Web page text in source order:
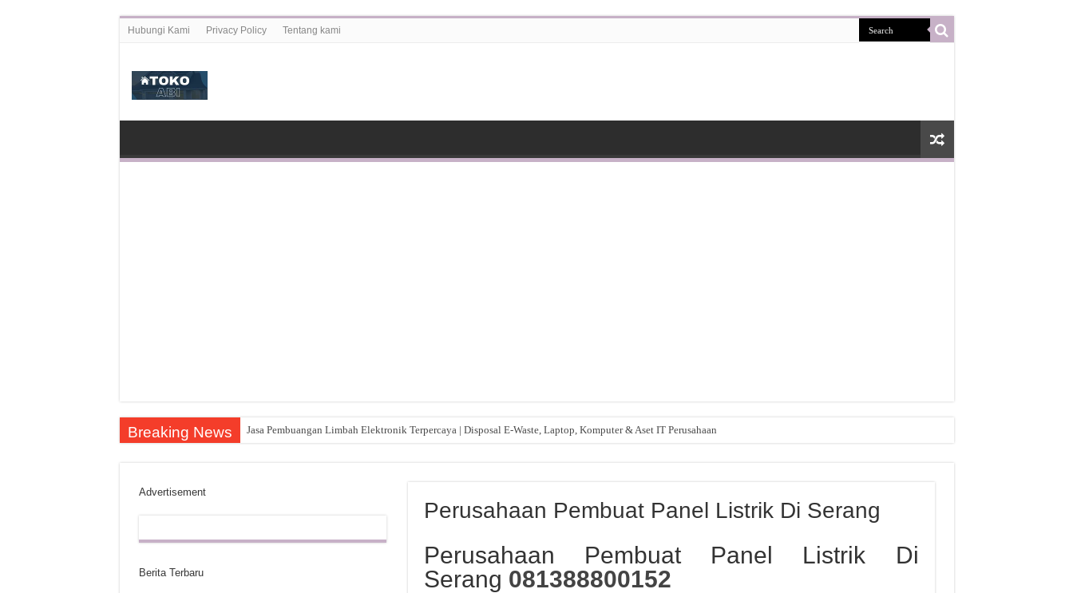
Hubungi Kami Privacy Policy Tentang kami
Breaking News Jasa Pembuangan Limbah Elektronik Terpercaya | Disposal E-Waste, Laptop, Komputer & Aset IT Perusahaan
Persewaan Meja Kursi Terdekat: Solusi Praktis untuk Acara Anda
Perusahaan Pembuat Panel Listrik Di Serang
Perusahaan Pembuat Panel Listrik Di
Serang 081388800152
Advertisement
Berita Terbaru